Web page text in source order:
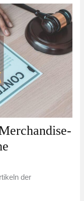
der